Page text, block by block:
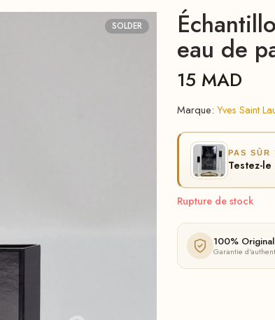
SOLDER
eau de
15 MAD
Marque: Yves Saint
PAS SÛR
Testez-
Rupture de stock
100% Original
Garantie